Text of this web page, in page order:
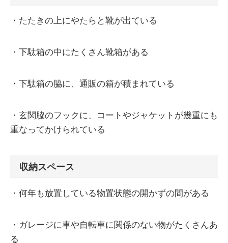
・たたきの上にやたらと靴が出ている
・下駄箱の中にたくさん靴箱がある
・下駄箱の脇に、通販の箱が積まれている
・玄関脇のフックに、コートやジャケットが幾重にも
重なってかけられている
収納スペース
・何年も放置している物置状態の開かずの間がある
・ガレージに車や自転車に関係のない物がたくさんあ
る